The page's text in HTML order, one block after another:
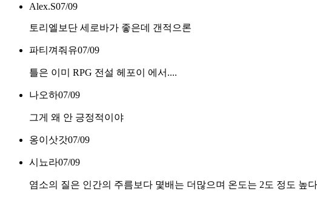
Alex.S07/09
토리엘보단 세로바가 좋은데 갠적으론
파티껴줘유07/09
틀은 이미 RPG 전설 헤포이 에서....
나오하07/09
그게 왜 안 긍정적이야
옹이삿갓07/09
시뇨라07/09
염소의 질은 인간의 주름보다 몇배는 더많으며 온도는 2도 정도 높